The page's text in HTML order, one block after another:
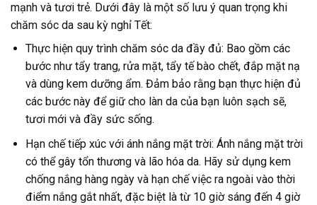
mạnh và tươi trẻ. Dưới đây là một số lưu ý quan trọng khi
chăm sóc da sau kỳ nghỉ Tết:
Thực hiện quy trình chăm sóc da đầy đủ: Bao gồm các
bước như tẩy trang, rửa mặt, tẩy tế bào chết, đắp mặt nạ
và dùng kem dưỡng ẩm. Đảm bảo rằng bạn thực hiện đủ
các bước này để giữ cho làn da của bạn luôn sạch sẽ,
tươi mới và đầy sức sống.
Hạn chế tiếp xúc với ánh nắng mặt trời: Ánh nắng mặt trời
có thể gây tổn thương và lão hóa da. Hãy sử dụng kem
chống nắng hàng ngày và hạn chế việc ra ngoài vào thời
điểm nắng gắt nhất, đặc biệt là từ 10 giờ sáng đến 4 giờ